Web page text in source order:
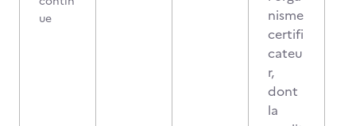
ue
nisme
certifi
cateu
r,
dont
la